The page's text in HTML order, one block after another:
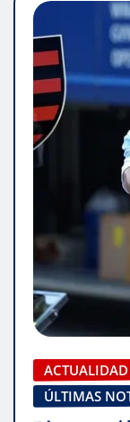
ACTUALIDAD
ÚLTIMAS